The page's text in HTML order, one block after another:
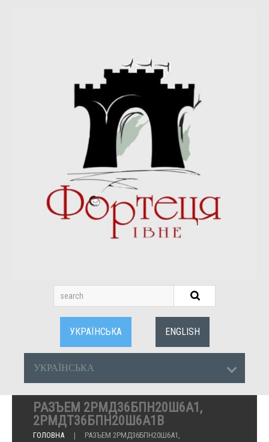
УКРАЇНСЬКА ENGLISH
УКРАЇНСЬКА
РАЗЪЕМ 2РМД36БПН20Ш6А1,
2РМДТ36БПН20Ш6А1В
ГОЛОВНА
РАЗЪЕМ 2РМД36БПН20Ш6А1,